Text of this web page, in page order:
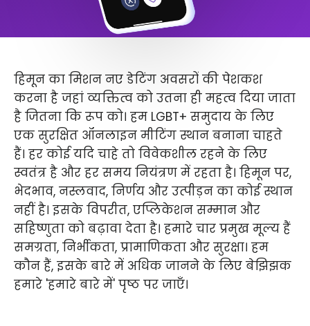
हिमून का मिशन नए डेटिंग अवसरों की पेशकश
करना है जहां व्यक्तित्व को उतना ही महत्व दिया जाता
है जितना कि रूप को। हम LGBT+ समुदाय के लिए
एक सुरक्षित ऑनलाइन मीटिंग स्थान बनाना चाहते
हैं। हर कोई यदि चाहे तो विवेकशील रहने के लिए
स्वतंत्र है और हर समय नियंत्रण में रहता है। हिमून पर,
भेदभाव, नस्लवाद, निर्णय और उत्पीड़न का कोई स्थान
नहीं है। इसके विपरीत, एप्लिकेशन सम्मान और
सहिष्णुता को बढ़ावा देता है। हमारे चार प्रमुख मूल्य हैं
समग्रता, निर्भीकता, प्रामाणिकता और सुरक्षा। हम
कौन हैं, इसके बारे में अधिक जानने के लिए बेझिझक
हमारे 'हमारे बारे में' पृष्ठ पर जाएँ।